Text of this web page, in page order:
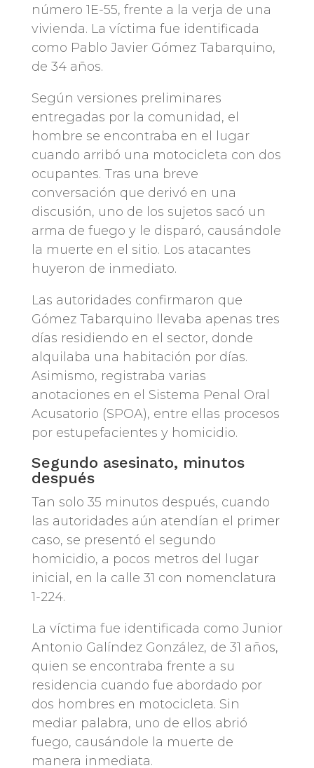
número 1E-55, frente a la verja de una
vivienda. La víctima fue identificada
como Pablo Javier Gómez Tabarquino,
de 34 años.
Según versiones preliminares
entregadas por la comunidad, el
hombre se encontraba en el lugar
cuando arribó una motocicleta con dos
ocupantes. Tras una breve
conversación que derivó en una
discusión, uno de los sujetos sacó un
arma de fuego y le disparó, causándole
la muerte en el sitio. Los atacantes
huyeron de inmediato.
Las autoridades confirmaron que
Gómez Tabarquino llevaba apenas tres
días residiendo en el sector, donde
alquilaba una habitación por días.
Asimismo, registraba varias
anotaciones en el Sistema Penal Oral
Acusatorio (SPOA), entre ellas procesos
por estupefacientes y homicidio.
Segundo asesinato, minutos
después
Tan solo 35 minutos después, cuando
las autoridades aún atendían el primer
caso, se presentó el segundo
homicidio, a pocos metros del lugar
inicial, en la calle 31 con nomenclatura
1-224.
La víctima fue identificada como Junior
Antonio Galíndez González, de 31 años,
quien se encontraba frente a su
residencia cuando fue abordado por
dos hombres en motocicleta. Sin
mediar palabra, uno de ellos abrió
fuego, causándole la muerte de
manera inmediata.